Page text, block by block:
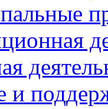
и